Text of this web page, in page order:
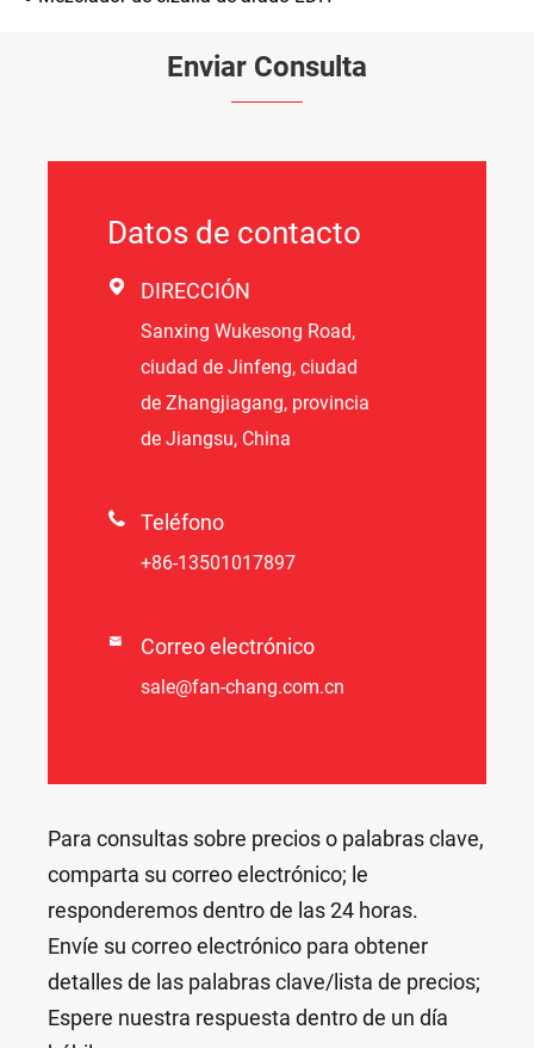
Enviar Consulta
Datos de contacto
 DIRECCIÓN
Sanxing Wukesong Road,
ciudad de Jinfeng, ciudad
de Zhangjiagang, provincia
de Jiangsu, China
 Teléfono
+86-13501017897
 Correo electrónico
sale@fan-chang.com.cn
Para consultas sobre precios o palabras clave,
comparta su correo electrónico; le
responderemos dentro de las 24 horas.
Envíe su correo electrónico para obtener
detalles de las palabras clave/lista de precios;
Espere nuestra respuesta dentro de un día